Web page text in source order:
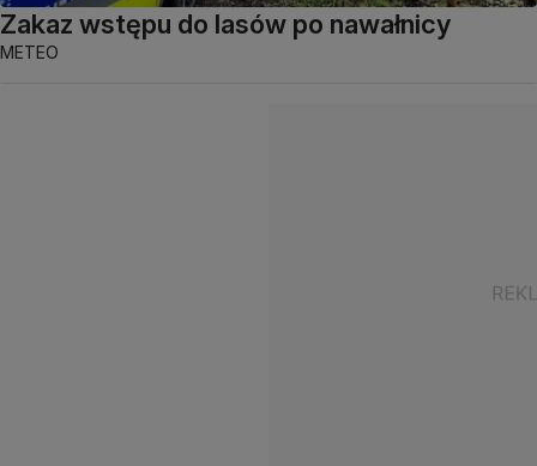
Zakaz wstępu do lasów po nawałnicy
METEO